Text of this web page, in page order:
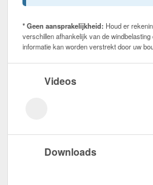
* Geen aansprakelijkheid: Houd er
verschillen afhankelijk van de
informatie kan worden verstrekt door uw
Videos
Downloads